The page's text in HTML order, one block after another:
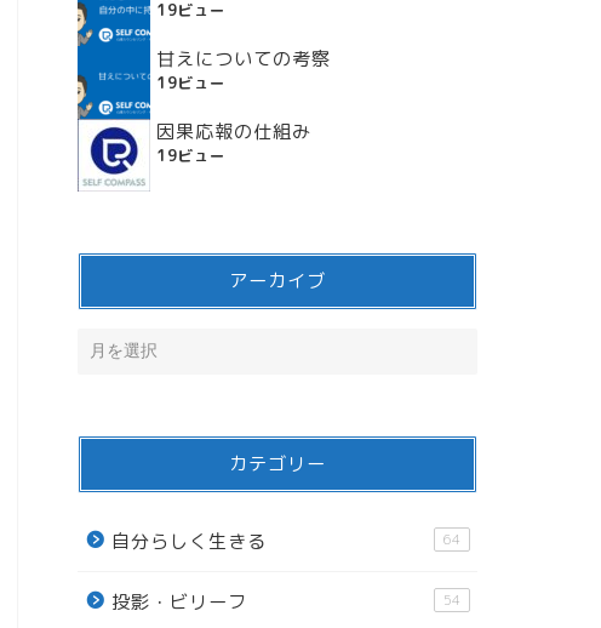
19ビュー
甘えについての考察
19ビュー
因果応報の仕組み
19ビュー
アーカイブ
カテゴリー
自分らしく生きる 64
投影・ビリーフ 54